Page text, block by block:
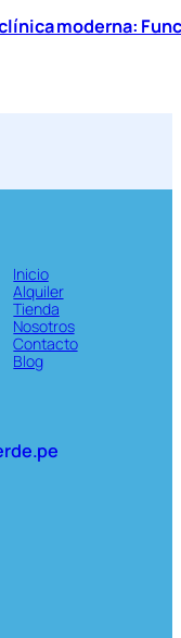
moderna:
Inicio
Alquiler
Tienda
Nosotros
Contacto
Blog